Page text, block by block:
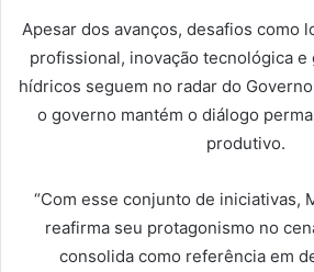
Apesar dos avanços, desafios como
profissional, inovação tecnológica
hídricos seguem no radar do
o governo mantém o diálogo
produtivo.
“Com esse conjunto de iniciativas,
reafirma seu protagonismo no
consolida como referência em